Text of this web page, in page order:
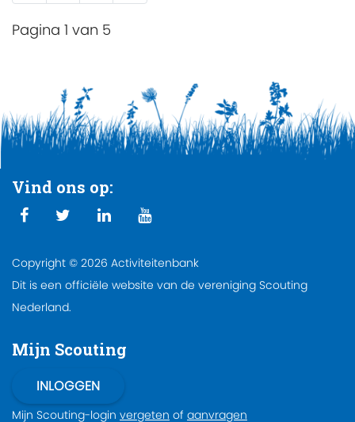
Pagina 1 van 5
Vind ons op:
Copyright © 2026 Activiteitenbank
Dit is een officiële website van de vereniging Scouting
Nederland.
Mijn Scouting
Mijn Scouting-login vergeten of aanvragen